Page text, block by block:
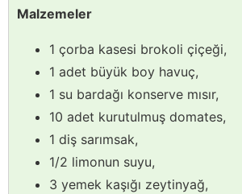
Malzemeler
1 çorba kasesi brokoli çiçeği,
1 adet büyük boy havuç,
1 su bardağı konserve mısır,
10 adet kurutulmuş domates,
1 diş sarımsak,
1/2 limonun suyu,
3 yemek kaşığı zeytinyağ,